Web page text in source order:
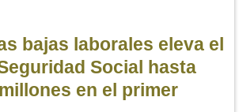
bajas laborales eleva el
Social hasta
en el primer